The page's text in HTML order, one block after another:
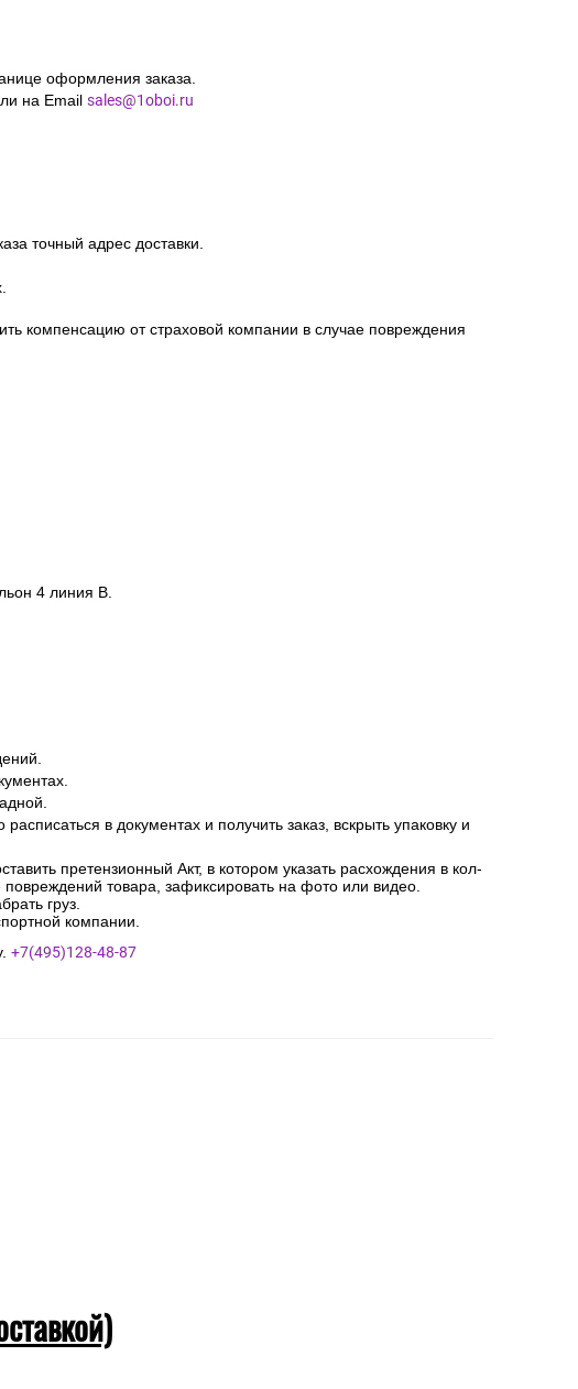
оформления заказа.
на Email sales@1oboi.ru
точный адрес доставки.
компенсацию от страховой компании в случае повреждения
4 линия В.
в документах и получить заказ, вскрыть упаковку и
претензионный Акт, в котором указать расхождения в кол-
товара, зафиксировать на фото или видео.
груз.
компании.
+7(495)128-48-87